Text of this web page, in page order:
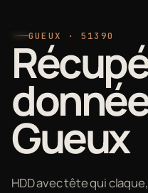
GUEUX · 51390
Gueux
HDD avec tête qui